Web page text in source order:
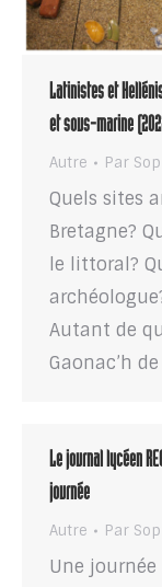
Latinistes et
et sous-marine
Autre Par
Quels sites
Bretagne?
le littoral?
Autant de
Gaonac’h
Le journal lycéen
journée
Autre Par
Une